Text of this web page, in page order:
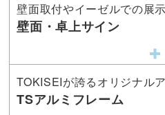
壁面取付やイーゼルでの展
壁面・卓上サイン
TOKISEIが誇るオリジナル
TSアルミフレーム